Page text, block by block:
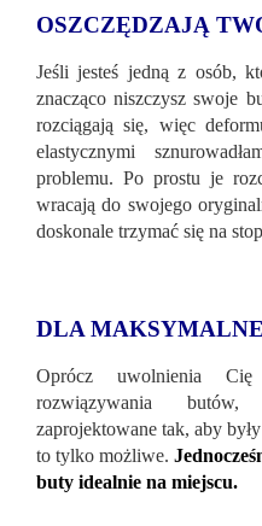
OSZCZĘDZAJĄ
Jeśli jesteś jedną z osób,
znacząco niszczysz swoje
rozciągają się, więc
elastycznymi
problemu. Po prostu je
wracają do swojego
doskonale trzymać się na
DLA
Oprócz uwolnienia
rozwiązywania
zaprojektowane tak, aby
to tylko możliwe.
buty idealnie na miejscu.